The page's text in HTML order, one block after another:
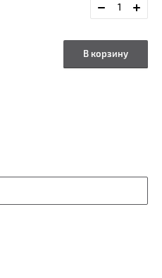
В корзину